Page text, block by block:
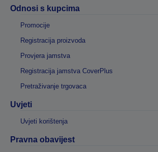
Odnosi s kupcima
Promocije
Registracija proizvoda
Provjera jamstva
Registracija jamstva CoverPlus
Pretraživanje trgovaca
Uvjeti
Uvjeti korištenja
Pravna obavijest